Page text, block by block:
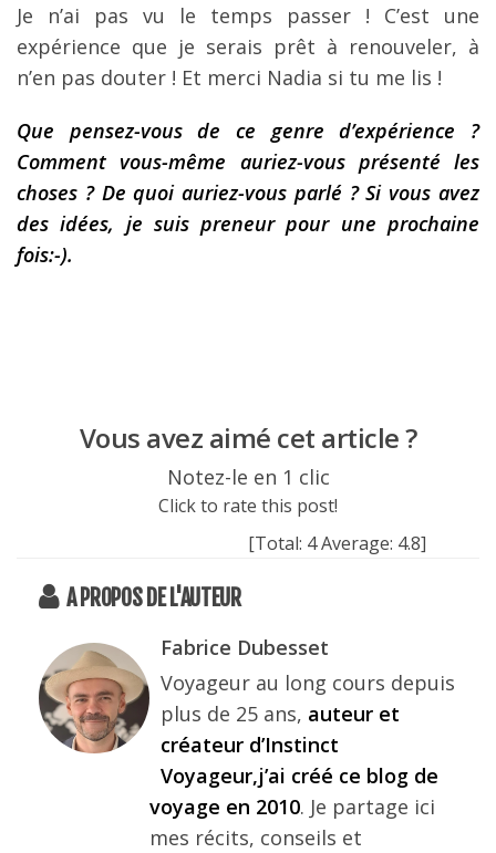
Je n’ai pas vu le temps passer ! C’est une
expérience que je serais prêt à renouveler, à
n’en pas douter ! Et merci Nadia si tu me lis !
Que pensez-vous de ce genre d’expérience ?
Comment vous-même auriez-vous présenté les
choses ? De quoi auriez-vous parlé ? Si vous avez
des idées, je suis preneur pour une prochaine
fois:-).
Vous avez aimé cet article ?
Notez-le en 1 clic
Click to rate this post!
[Total: 4Average: 4.8]
A PROPOS DE L'AUTEUR
Fabrice Dubesset
Voyageur au long cours depuis
plus de 25 ans, auteur et
créateur d’Instinct
Voyageur,j’ai créé ce blog de
voyage en 2010. Je partage ici
mes récits, conseils et